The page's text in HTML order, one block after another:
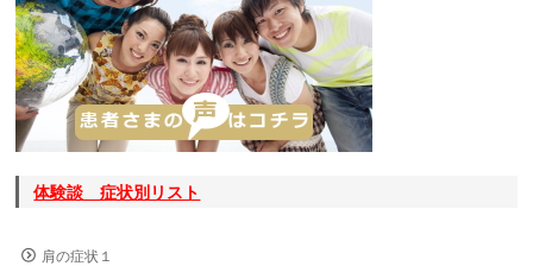
体験談 症状別リスト
肩の症状１